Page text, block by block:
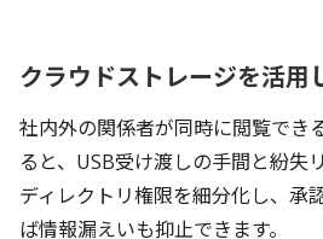
クラウドストレージを活用
社内外の関係者が同時に閲覧でき
ると、USB受け渡しの手間と紛失
ディレクトリ権限を細分化し、承
ば情報漏えいも抑止できます。